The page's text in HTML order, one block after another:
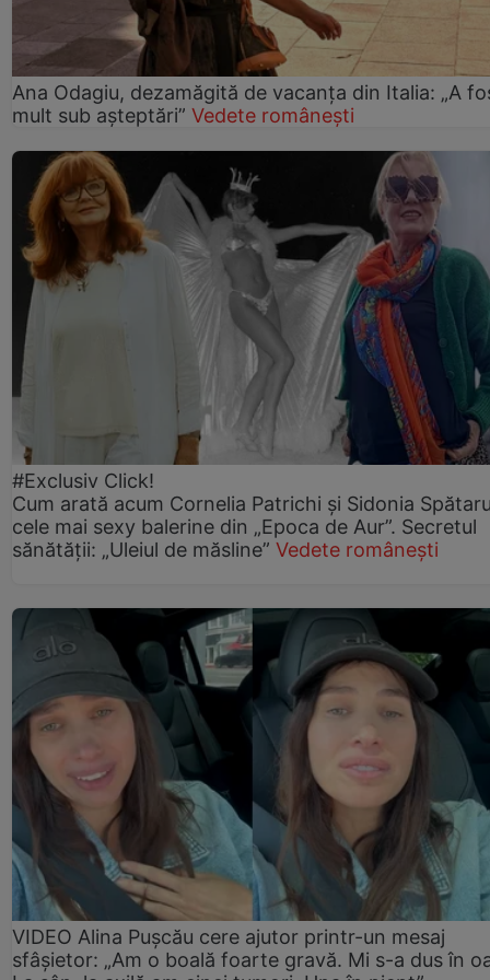
Ana Odagiu, dezamăgită de vacanța din Italia: „A
mult sub așteptări” Vedete românești
#Exclusiv Click!
Cum arată acum Cornelia Patrichi și Sidonia
cele mai sexy balerine din „Epoca de Aur”. Secretul
sănătății: „Uleiul de măsline” Vedete românești
VIDEO Alina Pușcău cere ajutor printr-un mesaj
sfâșietor: „Am o boală foarte gravă. Mi s-a dus în